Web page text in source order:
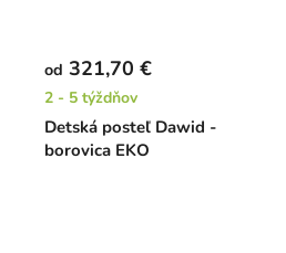
Detská posteľ Dawid -
borovica EKO
od 321,70 €
2 - 5 týždňov